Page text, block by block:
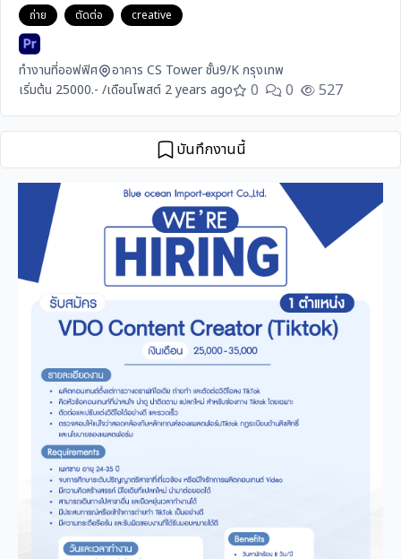
ถ่าย ตัดต่อ creative
ทำงานที่ออฟฟิศ
อาคาร CS Tower ชั้น9/K กรุงเทพ
เริ่มต้น 25000.- /เดือนโพสต์ 2 years ago 0 0 527
บันทึกงานนี้